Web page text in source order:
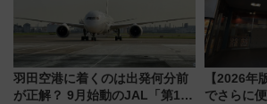
羽田空港に着くのは出発何分前
が正解？ 9月始動のJAL「第1タ
【2026年
でさらに